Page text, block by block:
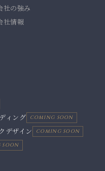
社の強み
社情報
ィング COMING SOON
デザイン COMING SOON
SOON